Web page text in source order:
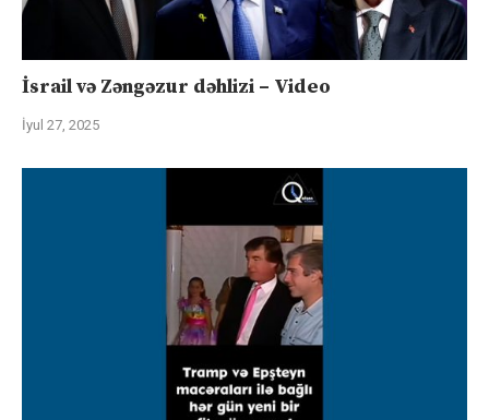
İsrail və Zəngəzur dəhlizi – Video
İyul 27, 2025